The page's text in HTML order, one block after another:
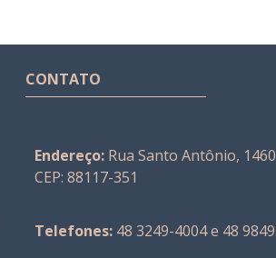
CONTATO
Endereço: Rua Santo Antônio,
CEP: 88117-351
Telefones: 48 3249-4004 e 48